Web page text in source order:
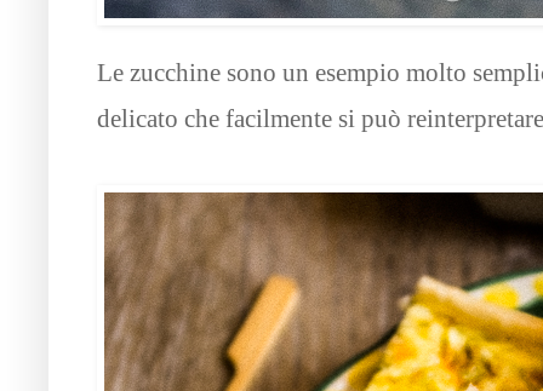
Le zucchine sono un esempio molto
delicato che facilmente si può